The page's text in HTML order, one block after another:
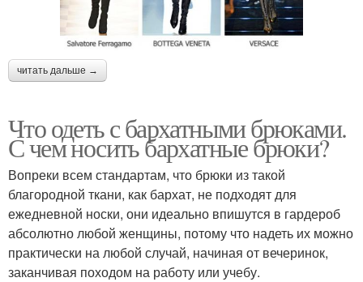
читать дальше →
Что одеть с бархатными брюками.
С чем носить бархатные брюки?
Вопреки всем стандартам, что брюки из такой
благородной ткани, как бархат, не подходят для
ежедневной носки, они идеально впишутся в гардероб
абсолютно любой женщины, потому что надеть их можно
практически на любой случай, начиная от вечеринок,
заканчивая походом на работу или учебу.